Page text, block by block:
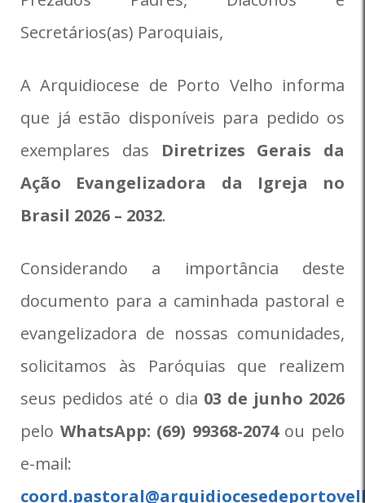
Secretários(as) Paroquiais,
A Arquidiocese de Porto Velho informa
que já estão disponíveis para pedido os
exemplares das Diretrizes Gerais da
Ação Evangelizadora da Igreja no
Brasil 2026 – 2032.
Considerando a importância deste
documento para a caminhada pastoral e
evangelizadora de nossas comunidades,
solicitamos às Paróquias que realizem
seus pedidos até o dia 03 de junho 2026
pelo WhatsApp: (69) 99368-2074ou pelo
e-mail: